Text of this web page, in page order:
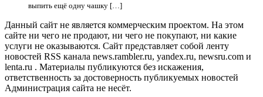
выпить ещё одну чашку […]
Данный сайт не является коммерческим проектом. На этом
сайте ни чего не продают, ни чего не покупают, ни какие
услуги не оказываются. Сайт представляет собой ленту
новостей RSS канала news.rambler.ru, yandex.ru, newsru.com и
lenta.ru . Материалы публикуются без искажения,
ответственность за достоверность публикуемых новостей
Администрация сайта не несёт.